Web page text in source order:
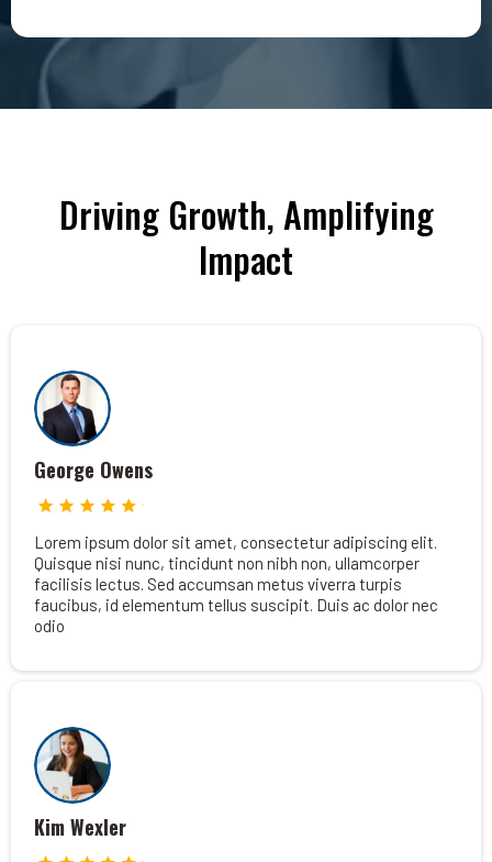
Driving Growth, Amplifying
Impact
George Owens
Lorem ipsum dolor sit amet, consectetur adipiscing elit.
Quisque nisi nunc, tincidunt non nibh non, ullamcorper
facilisis lectus. Sed accumsan metus viverra turpis
faucibus, id elementum tellus suscipit. Duis ac dolor nec
odio
Kim Wexler